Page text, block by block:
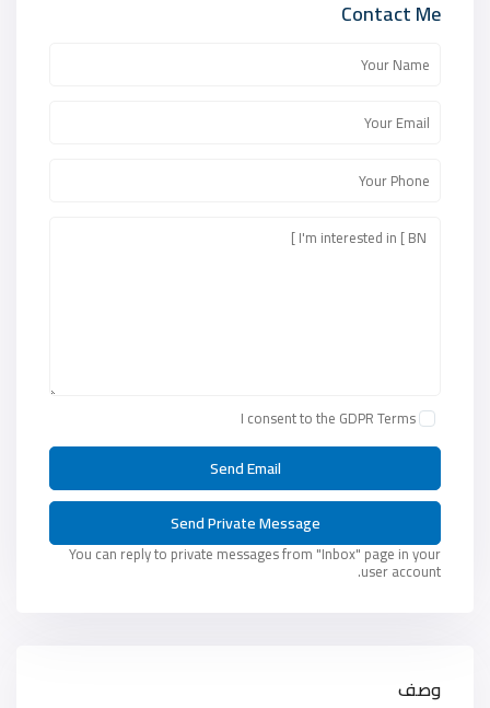
وصف
Contact Me
I consent to the GDPR Terms
You can reply to private messages from "Inbox" page in your
user account.